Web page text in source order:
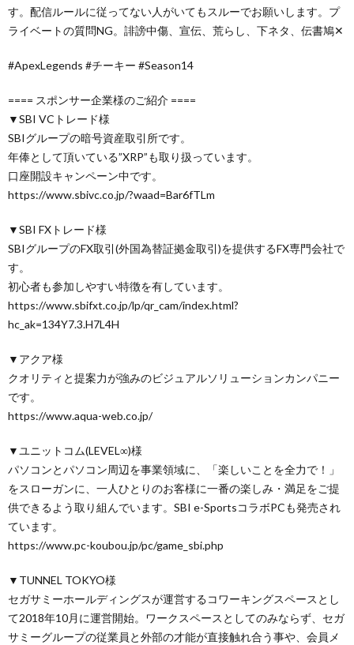
す。配信ルールに従ってない人がいてもスルーでお願いします。プ
ライベートの質問NG。誹謗中傷、宣伝、荒らし、下ネタ、伝書鳩✕
#ApexLegends #チーキー #Season14
==== スポンサー企業様のご紹介 ====
▼SBI VCトレード様
SBIグループの暗号資産取引所です。
年俸として頂いている”XRP”も取り扱っています。
口座開設キャンペーン中です。
https://www.sbivc.co.jp/?waad=Bar6fTLm
▼SBI FXトレード様
SBIグループのFX取引(外国為替証拠金取引)を提供するFX専門会社で
す。
初心者も参加しやすい特徴を有しています。
https://www.sbifxt.co.jp/lp/qr_cam/index.html?
hc_ak=134Y7.3.H7L4H
▼アクア様
クオリティと提案力が強みのビジュアルソリューションカンパニー
です。
https://www.aqua-web.co.jp/
▼ユニットコム(LEVEL∞)様
パソコンとパソコン周辺を事業領域に、「楽しいことを全力で！」
をスローガンに、一人ひとりのお客様に一番の楽しみ・満足をご提
供できるよう取り組んでいます。SBI e-SportsコラボPCも発売され
ています。
https://www.pc-koubou.jp/pc/game_sbi.php
▼TUNNEL TOKYO様
セガサミーホールディングスが運営するコワーキングスペースとし
て2018年10月に運営開始。ワークスペースとしてのみならず、セガ
サミーグループの従業員と外部の才能が直接触れ合う事や、会員メ